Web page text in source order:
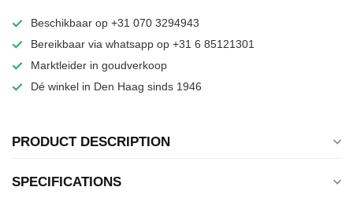
Beschikbaar op +31 070 3294943
Bereikbaar via whatsapp op +31 6 85121301
Marktleider in goudverkoop
Dé winkel in Den Haag sinds 1946
PRODUCT DESCRIPTION
SPECIFICATIONS